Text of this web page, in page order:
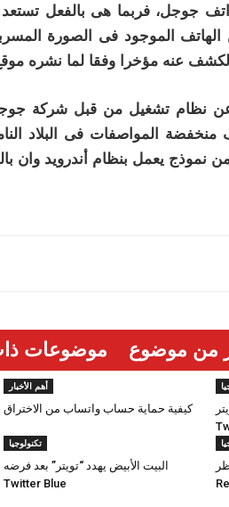
جوجل، فربما هى بالفعل
الموجود فى الصورة
عن نظام تشغيل من قبل شركة
منخفضة المواصفات فى البلاد
من نموذج يعمل بنظام أندرويد وان
موضوعات من موضوع
أهم الأخبار
كيفية حماية حساب واتساب من الاختراق
تكنولوجيا
البيت الأبيض يهدد “تويتر” بعد فرضه
Twitter Blue